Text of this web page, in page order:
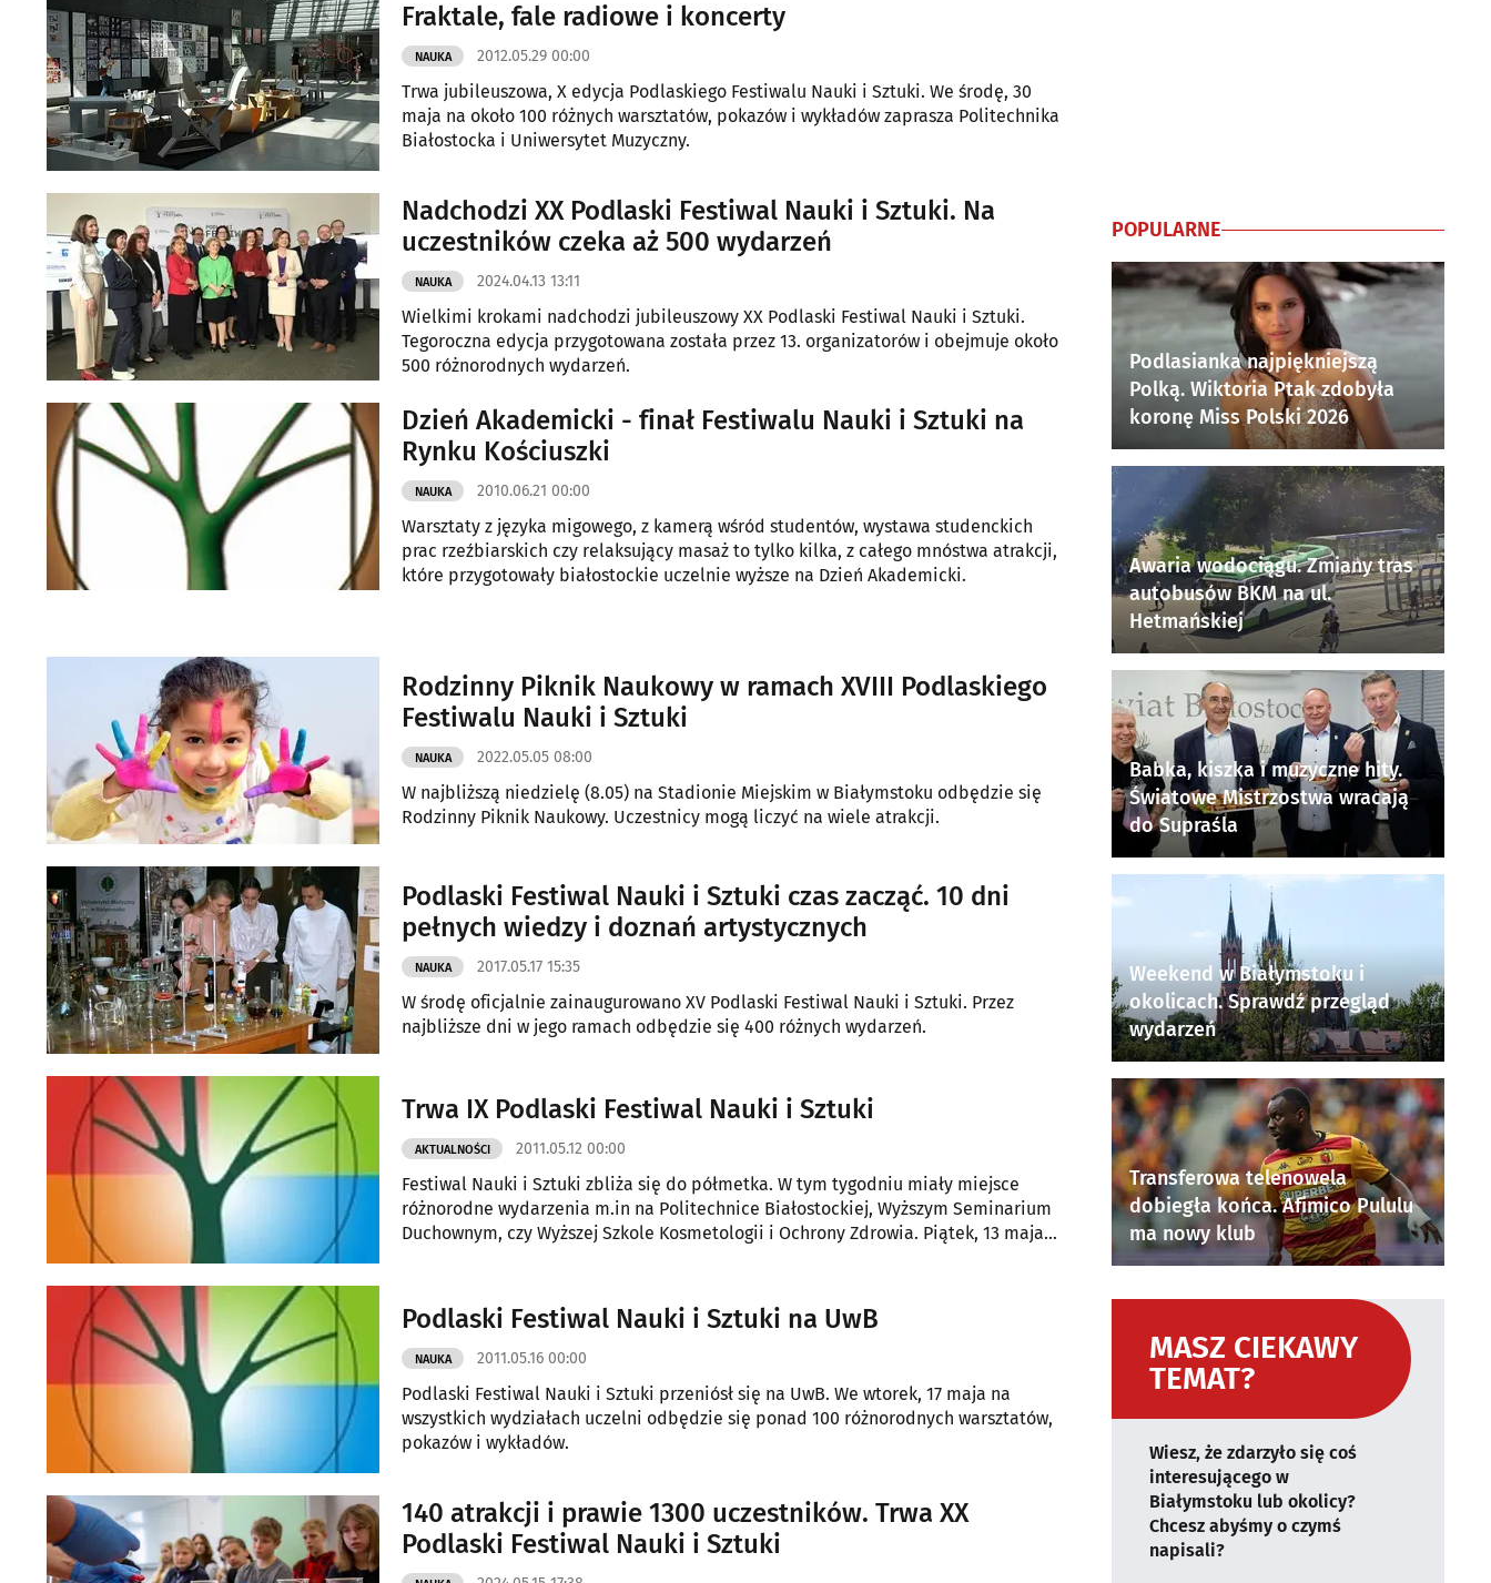
Fraktale, fale radiowe i koncerty
NAUKA 2012.05.29 00:00
Trwa jubileuszowa, X edycja Podlaskiego Festiwalu Nauki i Sztuki. We środę, 30
maja na około 100 różnych warsztatów, pokazów i wykładów zaprasza Politechnika
Białostocka i Uniwersytet Muzyczny.
Nadchodzi XX Podlaski Festiwal Nauki i Sztuki. Na
uczestników czeka aż 500 wydarzeń
NAUKA 2024.04.13 13:11
Wielkimi krokami nadchodzi jubileuszowy XX Podlaski Festiwal Nauki i Sztuki.
Tegoroczna edycja przygotowana została przez 13. organizatorów i obejmuje około
500 różnorodnych wydarzeń.
Dzień Akademicki - finał Festiwalu Nauki i Sztuki na
Rynku Kościuszki
NAUKA 2010.06.21 00:00
Warsztaty z języka migowego, z kamerą wśród studentów, wystawa studenckich
prac rzeźbiarskich czy relaksujący masaż to tylko kilka, z całego mnóstwa atrakcji,
które przygotowały białostockie uczelnie wyższe na Dzień Akademicki.
Rodzinny Piknik Naukowy w ramach XVIII Podlaskiego
Festiwalu Nauki i Sztuki
NAUKA 2022.05.05 08:00
W najbliższą niedzielę (8.05) na Stadionie Miejskim w Białymstoku odbędzie się
Rodzinny Piknik Naukowy. Uczestnicy mogą liczyć na wiele atrakcji.
Podlaski Festiwal Nauki i Sztuki czas zacząć. 10 dni
pełnych wiedzy i doznań artystycznych
NAUKA 2017.05.17 15:35
W środę oficjalnie zainaugurowano XV Podlaski Festiwal Nauki i Sztuki. Przez
najbliższe dni w jego ramach odbędzie się 400 różnych wydarzeń.
Trwa IX Podlaski Festiwal Nauki i Sztuki
AKTUALNOŚCI 2011.05.12 00:00
Festiwal Nauki i Sztuki zbliża się do półmetka. W tym tygodniu miały miejsce
różnorodne wydarzenia m.in na Politechnice Białostockiej, Wyższym Seminarium
Duchownym, czy Wyższej Szkole Kosmetologii i Ochrony Zdrowia. Piątek, 13 maja
Podlaski Festiwal Nauki i Sztuki na UwB
NAUKA 2011.05.16 00:00
Podlaski Festiwal Nauki i Sztuki przeniósł się na UwB. We wtorek, 17 maja na
wszystkich wydziałach uczelni odbędzie się ponad 100 różnorodnych warsztatów,
pokazów i wykładów.
140 atrakcji i prawie 1300 uczestników. Trwa XX
Podlaski Festiwal Nauki i Sztuki
POPULARNE
Podlasianka najpiękniejszą
Polką. Wiktoria Ptak zdobyła
koronę Miss Polski 2026
Awaria wodociągu. Zmiany tras
autobusów BKM na ul.
Hetmańskiej
Babka, kiszka i muzyczne hity.
Światowe Mistrzostwa wracają
do Supraśla
Weekend w Białymstoku i
okolicach. Sprawdź przegląd
wydarzeń
Transferowa telenowela
dobiegła końca. Afimico Pululu
ma nowy klub
MASZ CIEKAWY
TEMAT?
Wiesz, że zdarzyło się coś
interesującego w
Białymstoku lub okolicy?
Chcesz abyśmy o czymś
napisali?